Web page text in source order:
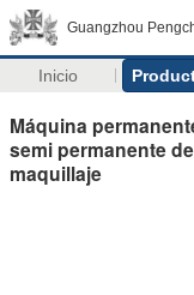
Guangzhou
Inicio
Máquina
semi permanente
maquillaje